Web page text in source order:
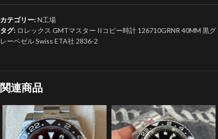
カテゴリー: N工場
タグ: ロレックス GMTマスター IIコピー時計 126710GRNR 40MM 黒グ
レーベゼル Swiss ETA社 2836-2
関連商品